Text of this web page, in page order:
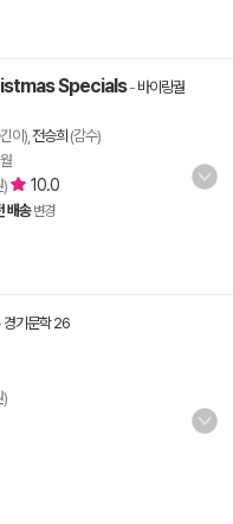
Specials- 바이링궐
이), 전승희 (감수)
) 10.0
배송 변경
경기문학 26
)